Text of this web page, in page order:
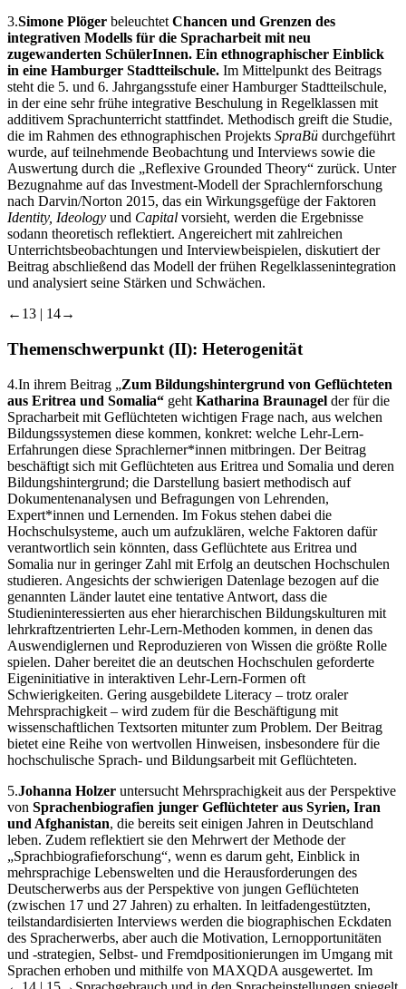
3.Simone Plöger beleuchtetChancen und Grenzen des
integrativen Modells für die Spracharbeit mit neu
zugewanderten SchülerInnen. Ein ethnographischer Einblick
in eine Hamburger Stadtteilschule. Im Mittelpunkt des Beitrags
steht die 5. und 6. Jahrgangsstufe einer Hamburger Stadtteilschule,
in der eine sehr frühe integrative Beschulung in Regelklassen mit
additivem Sprachunterricht stattfindet. Methodisch greift die Studie,
die im Rahmen des ethnographischen Projekts SpraBü durchgeführt
wurde, auf teilnehmende Beobachtung und Interviews sowie die
Auswertung durch die „Reflexive Grounded Theory“ zurück. Unter
Bezugnahme auf das Investment-Modell der Sprachlernforschung
nach Darvin/Norton 2015, das ein Wirkungsgefüge der Faktoren
Identity, Ideology und Capital vorsieht, werden die Ergebnisse
sodann theoretisch reflektiert. Angereichert mit zahlreichen
Unterrichtsbeobachtungen und Interviewbeispielen, diskutiert der
Beitrag abschließend das Modell der frühen Regelklassenintegration
und analysiert seine Stärken und Schwächen.
←13 | 14→
Themenschwerpunkt (II): Heterogenität
4.In ihrem Beitrag „Zum Bildungshintergrund von Geflüchteten
aus Eritrea und Somalia“ geht Katharina Braunagel der für die
Spracharbeit mit Geflüchteten wichtigen Frage nach, aus welchen
Bildungssystemen diese kommen, konkret: welche Lehr-Lern-
Erfahrungen diese Sprachlerner*innen mitbringen. Der Beitrag
beschäftigt sich mit Geflüchteten aus Eritrea und Somalia und deren
Bildungshintergrund; die Darstellung basiert methodisch auf
Dokumentenanalysen und Befragungen von Lehrenden,
Expert*innen und Lernenden. Im Fokus stehen dabei die
Hochschulsysteme, auch um aufzuklären, welche Faktoren dafür
verantwortlich sein könnten, dass Geflüchtete aus Eritrea und
Somalia nur in geringer Zahl mit Erfolg an deutschen Hochschulen
studieren. Angesichts der schwierigen Datenlage bezogen auf die
genannten Länder lautet eine tentative Antwort, dass die
Studieninteressierten aus eher hierarchischen Bildungskulturen mit
lehrkraftzentrierten Lehr-Lern-Methoden kommen, in denen das
Auswendiglernen und Reproduzieren von Wissen die größte Rolle
spielen. Daher bereitet die an deutschen Hochschulen geforderte
Eigeninitiative in interaktiven Lehr-Lern-Formen oft
Schwierigkeiten. Gering ausgebildete Literacy – trotz oraler
Mehrsprachigkeit – wird zudem für die Beschäftigung mit
wissenschaftlichen Textsorten mitunter zum Problem. Der Beitrag
bietet eine Reihe von wertvollen Hinweisen, insbesondere für die
hochschulische Sprach- und Bildungsarbeit mit Geflüchteten.
5.Johanna Holzer untersucht Mehrsprachigkeit aus der Perspektive
von Sprachenbiografien junger Geflüchteter aus Syrien, Iran
und Afghanistan, die bereits seit einigen Jahren in Deutschland
leben. Zudem reflektiert sie den Mehrwert der Methode der
„Sprachbiografieforschung“, wenn es darum geht, Einblick in
mehrsprachige Lebenswelten und die Herausforderungen des
Deutscherwerbs aus der Perspektive von jungen Geflüchteten
(zwischen 17 und 27 Jahren) zu erhalten. In leitfadengestützten,
teilstandardisierten Interviews werden die biographischen Eckdaten
des Spracherwerbs, aber auch die Motivation, Lernopportunitäten
und -strategien, Selbst- und Fremdpositionierungen im Umgang mit
Sprachen erhoben und mithilfe von MAXQDA ausgewertet. Im